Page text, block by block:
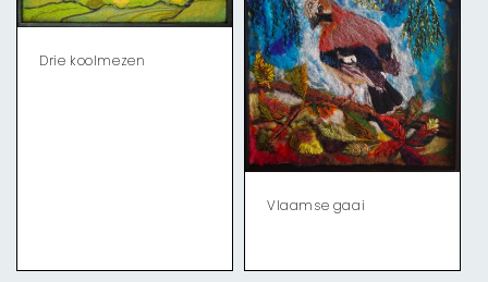
Drie koolmezen
Vlaamse gaai